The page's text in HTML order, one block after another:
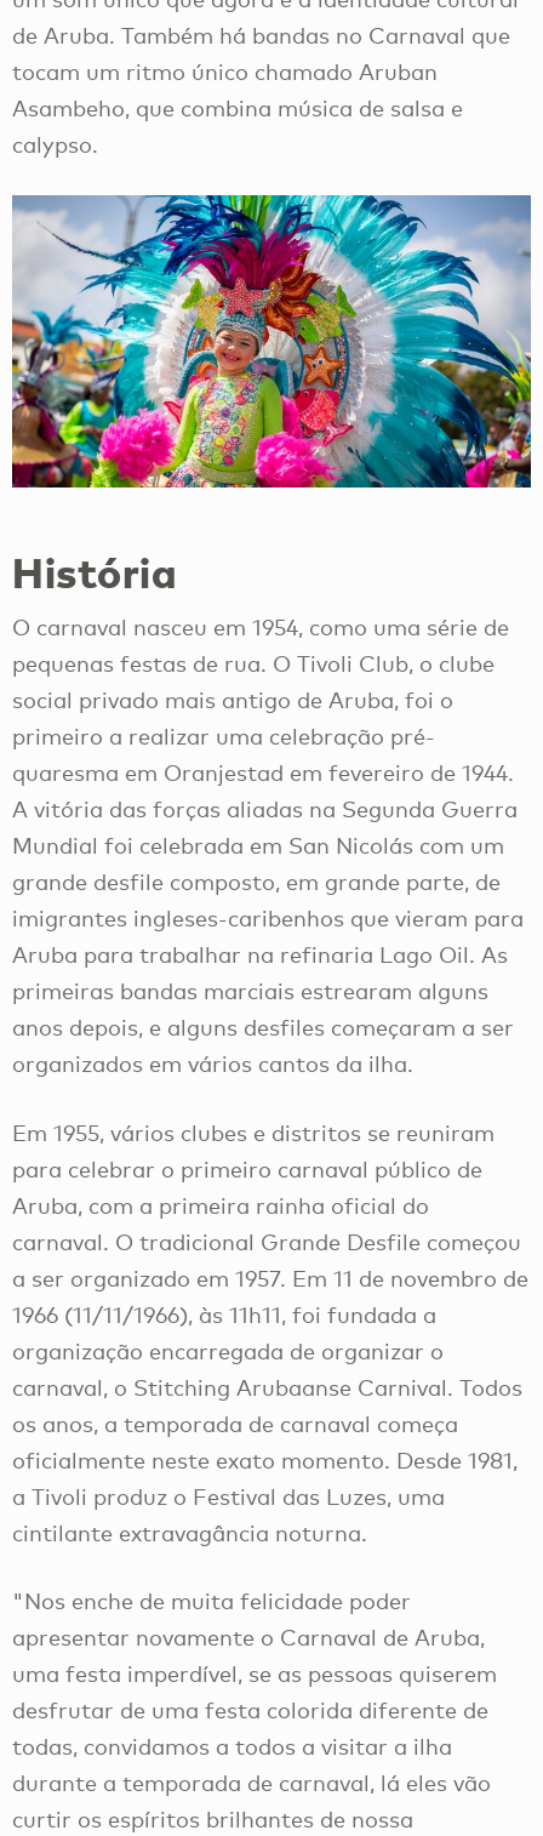
de Aruba. Também há bandas no Carnaval que
tocam um ritmo único chamado Aruban
Asambeho, que combina música de salsa e
calypso.
História
O carnaval nasceu em 1954, como uma série de
pequenas festas de rua. O Tivoli Club, o clube
social privado mais antigo de Aruba, foi o
primeiro a realizar uma celebração pré-
quaresma em Oranjestad em fevereiro de 1944.
A vitória das forças aliadas na Segunda Guerra
Mundial foi celebrada em San Nicolás com um
grande desfile composto, em grande parte, de
imigrantes ingleses-caribenhos que vieram para
Aruba para trabalhar na refinaria Lago Oil. As
primeiras bandas marciais estrearam alguns
anos depois, e alguns desfiles começaram a ser
organizados em vários cantos da ilha.
Em 1955, vários clubes e distritos se reuniram
para celebrar o primeiro carnaval público de
Aruba, com a primeira rainha oficial do
carnaval. O tradicional Grande Desfile começou
a ser organizado em 1957. Em 11 de novembro de
1966 (11/11/1966), às 11h11, foi fundada a
organização encarregada de organizar o
carnaval, o Stitching Arubaanse Carnival. Todos
os anos, a temporada de carnaval começa
oficialmente neste exato momento. Desde 1981,
a Tivoli produz o Festival das Luzes, uma
cintilante extravagância noturna.
"Nos enche de muita felicidade poder
apresentar novamente o Carnaval de Aruba,
uma festa imperdível, se as pessoas quiserem
desfrutar de uma festa colorida diferente de
todas, convidamos a todos a visitar a ilha
durante a temporada de carnaval, lá eles vão
curtir os espíritos brilhantes de nossa